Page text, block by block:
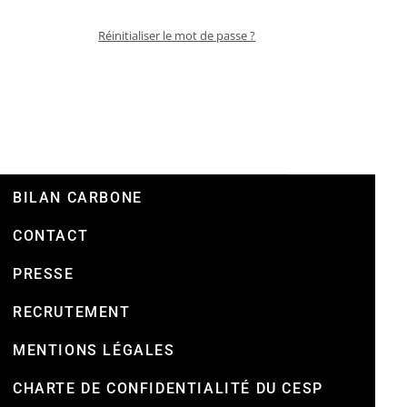
Réinitialiser le mot de passe ?
BILAN CARBONE
CONTACT
PRESSE
RECRUTEMENT
MENTIONS LÉGALES
CHARTE DE CONFIDENTIALITÉ DU CESP